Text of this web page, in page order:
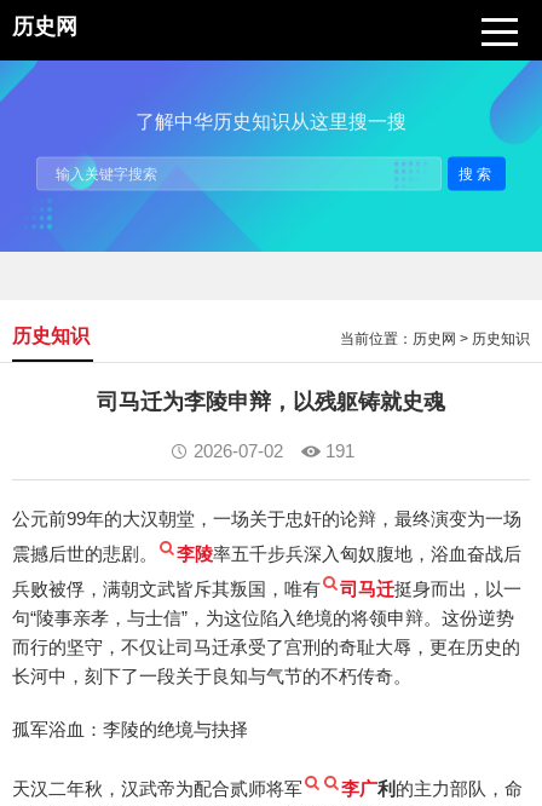
历史网
了解中华历史知识从这里搜一搜
搜索
当前位置： 历史网 > 历史知识
历史知识
司马迁为李陵申辩，以残躯铸就史魂
2026-07-02 191
公元前99年的大汉朝堂，一场关于忠奸的论辩，最终演变为一场
震撼后世的悲剧。
李陵率五千步兵深入匈奴腹地，浴血奋战后
兵败被俘，满朝文武皆斥其叛国，唯有
司马迁挺身而出，以一
句“陵事亲孝，与士信”，为这位陷入绝境的将领申辩。这份逆势
而行的坚守，不仅让司马迁承受了宫刑的奇耻大辱，更在历史的
长河中，刻下了一段关于良知与气节的不朽传奇。
孤军浴血：李陵的绝境与抉择
天汉二年秋，汉武帝为配合贰师将军 李广利 的主力部队，命